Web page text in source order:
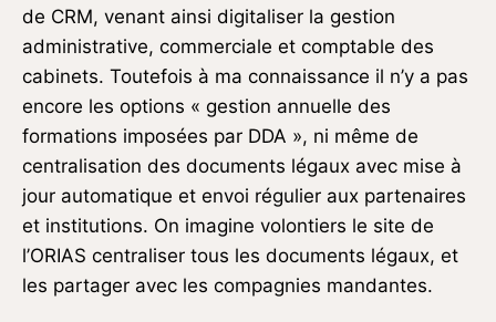
de CRM, venant ainsi digitaliser la gestion
administrative, commerciale et comptable des
cabinets. Toutefois à ma connaissance il n’y a pas
encore les options « gestion annuelle des
formations imposées par DDA », ni même de
centralisation des documents légaux avec mise à
jour automatique et envoi régulier aux partenaires
et institutions. On imagine volontiers le site de
l’ORIAS centraliser tous les documents légaux, et
les partager avec les compagnies mandantes.